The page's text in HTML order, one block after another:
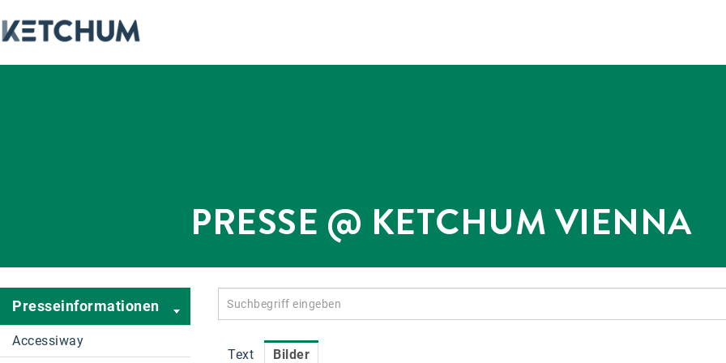
PRESSE @ KETCHUM VIENNA
Presseinformationen
Accessiway
Text
Bilder